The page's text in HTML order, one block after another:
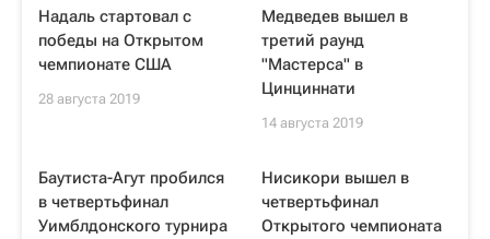
Надаль стартовал с
победы на Открытом
чемпионате США
28 августа 2019
Медведев вышел в
третий раунд
"Мастерса" в
Цинциннати
14 августа 2019
Баутиста-Агут пробился
в четвертьфинал
Уимблдонского турнира
Нисикори вышел в
четвертьфинал
Открытого чемпионата